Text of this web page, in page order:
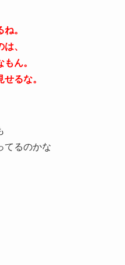
。
、
ん。
るな。
てるのかな